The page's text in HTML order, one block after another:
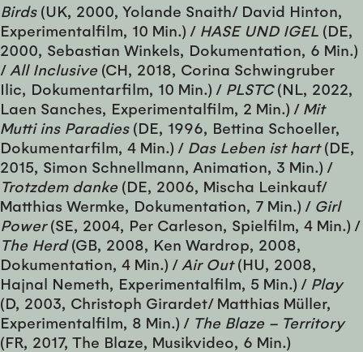
Birds(UK, 2000, Yolande Snaith/ David Hinton,
Experimentalfilm, 10 Min.) / HASE UND IGEL (DE,
2000, Sebastian Winkels, Dokumentation, 6 Min.)
/ All Inclusive (CH, 2018, Corina Schwingruber
Ilic, Dokumentarfilm, 10 Min.) / PLSTC(NL, 2022,
Laen Sanches, Experimentalfilm, 2 Min.) / Mit
Mutti ins Paradies(DE, 1996, Bettina Schoeller,
Dokumentarfilm, 4 Min.) / Das Leben ist hart(DE,
2015, Simon Schnellmann, Animation, 3 Min.) /
Trotzdem danke (DE, 2006, Mischa Leinkauf/
Matthias Wermke, Dokumentation, 7 Min.) / Girl
Power(SE, 2004, Per Carleson, Spielfilm, 4 Min.) /
The Herd(GB, 2008, Ken Wardrop, 2008,
Dokumentation, 4 Min.) / Air Out(HU, 2008,
Hajnal Nemeth, Experimentalfilm, 5 Min.) / Play
(D, 2003, Christoph Girardet/ Matthias Müller,
Experimentalfilm, 8 Min.) / The Blaze – Territory
(FR, 2017, The Blaze, Musikvideo, 6 Min.)